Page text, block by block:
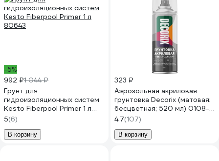
-5%
992 ₽1 044 ₽
Грунт для
гидроизоляционных систем
Kesto Fiberpool Primer 1 л
80643
5(6)
В корзину
323 ₽
Аэрозольная акриловая
грунтовка Decorix (матовая;
бесцветная; 520 мл) 0108-
31 DX
4.7(107)
В корзину